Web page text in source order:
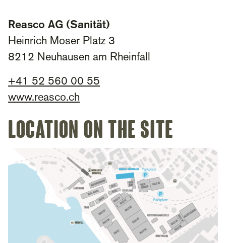
Reasco AG (Sanität)
Heinrich Moser Platz 3
8212 Neuhausen am Rheinfall
+41 52 560 00 55
www.reasco.ch
Location on the site